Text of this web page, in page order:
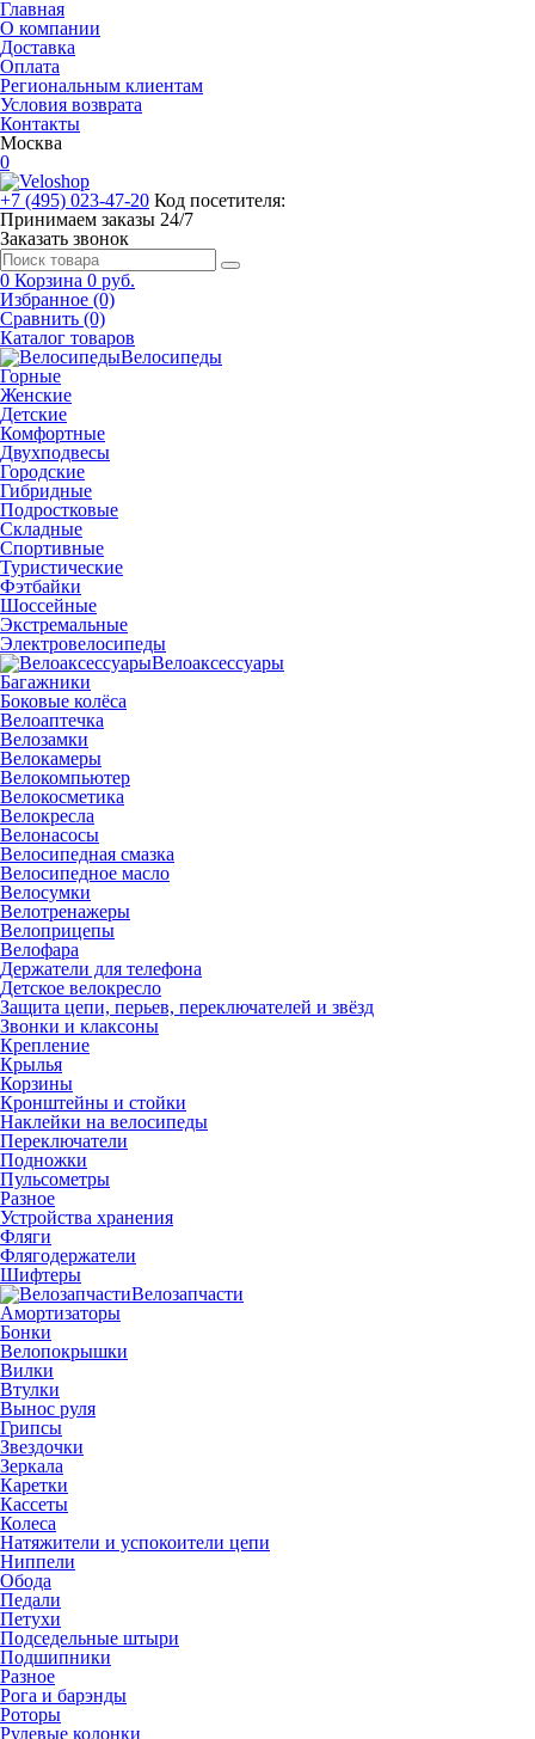
Главная
О компании
Доставка
Оплата
Региональным клиентам
Условия возврата
Контакты
Москва
0
+7 (495) 023-47-20 Код посетителя:
Принимаем заказы 24/7
Заказать звонок
0 Корзина 0 руб.
Избранное (0)
Сравнить (0)
Каталог товаров
Велосипеды
Горные
Женские
Детские
Комфортные
Двухподвесы
Городские
Гибридные
Подростковые
Складные
Спортивные
Туристические
Фэтбайки
Шоссейные
Экстремальные
Электровелосипеды
Велоаксессуары
Багажники
Боковые колёса
Велоаптечка
Велозамки
Велокамеры
Велокомпьютер
Велокосметика
Велокресла
Велонасосы
Велосипедная смазка
Велосипедное масло
Велосумки
Велотренажеры
Велоприцепы
Велофара
Держатели для телефона
Детское велокресло
Защита цепи, перьев, переключателей и звёзд
Звонки и клаксоны
Крепление
Крылья
Корзины
Кронштейны и стойки
Наклейки на велосипеды
Переключатели
Подножки
Пульсометры
Разное
Устройства хранения
Фляги
Флягодержатели
Шифтеры
Велозапчасти
Амортизаторы
Бонки
Велопокрышки
Вилки
Втулки
Вынос руля
Грипсы
Звездочки
Зеркала
Каретки
Кассеты
Колеса
Натяжители и успокоители цепи
Ниппели
Обода
Педали
Петухи
Подседельные штыри
Подшипники
Разное
Рога и барэнды
Роторы
Рулевые колонки